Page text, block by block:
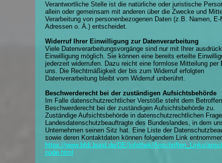
Verantwortliche Stelle ist die natürliche oder juristische
allein oder gemeinsam mit anderen über die Zwecke und
Verarbeitung von personenbezogenen Daten (z.B. Namen, E-
Adressen o. Ä.) entscheidet.
Widerruf Ihrer Einwilligung zur Datenverarbeitung
Viele Datenverarbeitungsvorgänge sind nur mit Ihrer
Einwilligung möglich. Sie können eine bereits erteilte
jederzeit widerrufen. Dazu reicht eine formlose Mitteilung per
uns. Die Rechtmäßigkeit der bis zum Widerruf erfolgten
Datenverarbeitung bleibt vom Widerruf unberührt.
Beschwerderecht bei der zuständigen Aufsichtsbehörde
Im Falle datenschutzrechtlicher Verstöße steht dem
Beschwerderecht bei der zuständigen Aufsichtsbehörde zu.
Zuständige Aufsichtsbehörde in datenschutzrechtlichen
Landesdatenschutzbeauftragte des Bundeslandes, in dem
Unternehmen seinen Sitz hat. Eine Liste der
sowie deren Kontaktdaten können folgendem Link
https://www.bfdi.bund.de/DE/Infothek/Anschriften_Links/
node.html